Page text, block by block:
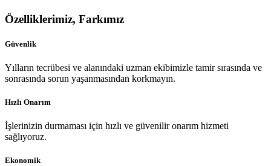
Özelliklerimiz, Farkımız
Güvenlik
Yılların tecrübesi ve alanındaki uzman ekibimizle tamir sırasında ve
sonrasında sorun yaşanmasından korkmayın.
Hızlı Onarım
İşlerinizin durmaması için hızlı ve güvenilir onarım hizmeti
sağlıyoruz.
Ekonomik